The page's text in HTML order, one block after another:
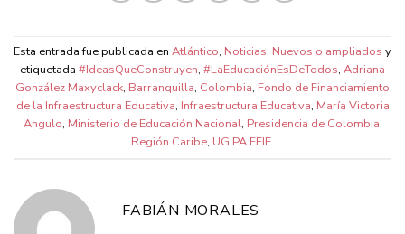
Esta entrada fue publicada en Atlántico, Noticias, Nuevos o ampliados y
etiquetada #IdeasQueConstruyen, #LaEducaciónEsDeTodos, Adriana
González Maxyclack, Barranquilla, Colombia, Fondo de Financiamiento
de la Infraestructura Educativa, Infraestructura Educativa, María Victoria
Angulo, Ministerio de Educación Nacional, Presidencia de Colombia,
Región Caribe, UG PA FFIE.
FABIÁN MORALES